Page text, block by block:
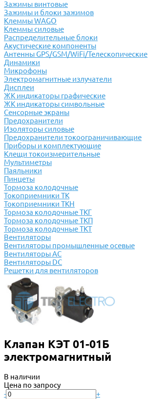
Зажимы винтовые
Зажимы и блоки зажимов
Клеммы WAGO
Клеммы силовые
Распределительные блоки
Акустические компоненты
Антенны GPS/GSM/WiFi/Телескопические
Динамики
Микрофоны
Электромагнитные излучатели
Дисплеи
ЖК индикаторы графические
ЖК индикаторы символьные
Сенсорные экраны
Предохранители
Изоляторы силовые
Предохранители токоограничивающие
Приборы и комплектующие
Клещи токоизмерительные
Мультиметры
Паяльники
Пинцеты
Тормоза колодочные
Токоприемники ТК
Токоприемники ТКН
Тормоза колодочные ТКГ
Тормоза колодочные ТКП
Тормоза колодочные ТКТ
Вентиляторы
Вентиляторы промышленные осевые
Вентиляторы АС
Вентиляторы DC
Решетки для вентиляторов
Клапан КЭТ 01-01Б
электромагнитный
В наличии
Цена по запросу
-
+